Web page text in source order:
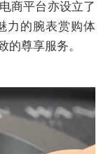
商平台亦设立了
力的腕表赏购体
的尊享服务。